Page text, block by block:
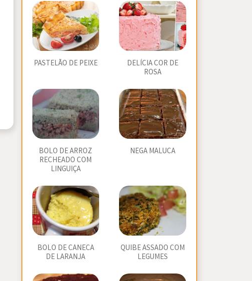
PASTELÃO DE PEIXE
DELÍCIA COR DE
ROSA
BOLO DE ARROZ
RECHEADO COM
LINGUIÇA
NEGA MALUCA
BOLO DE CANECA
DE LARANJA
QUIBE ASSADO COM
LEGUMES